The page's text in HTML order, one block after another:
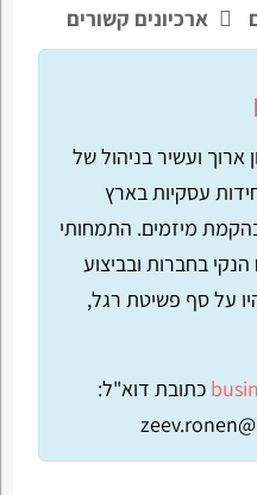
ארכיונים קשורים
ארוך ועשיר בניהול של
עסקיות בארץ
מיזמים. התמחותי
בחברות ובביצוע
על סף פשיטת רגל,
כתובת דוא"ל: